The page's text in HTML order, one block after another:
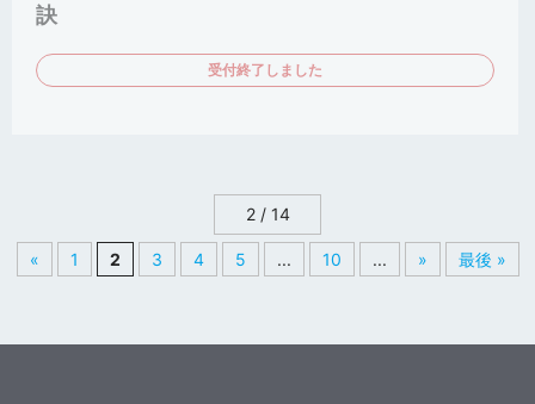
訣
受付終了しました
2 / 14
« 1 2 3 4 5 ... 10 ... » 最後 »